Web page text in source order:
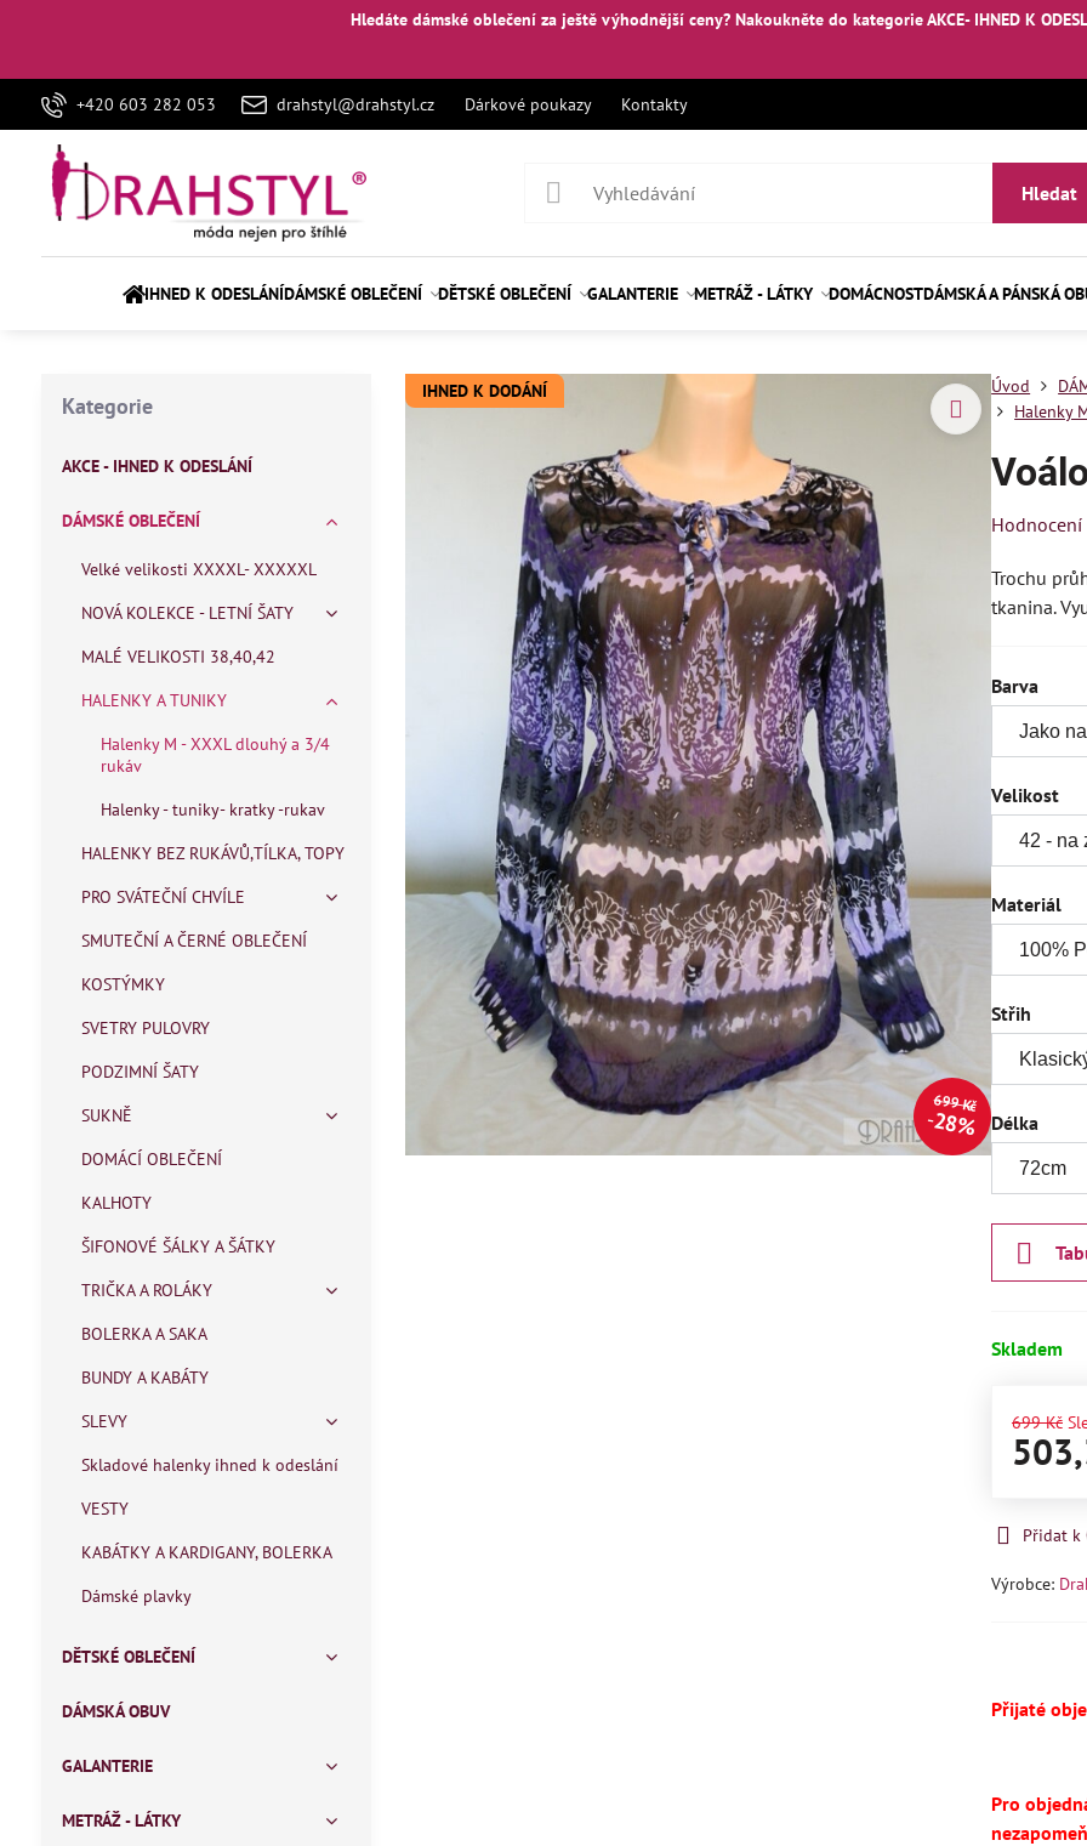
Hledáte dámské oblečení za ještě výhodnější ceny? Nakouknětedo kategorie AKCE- IHNED K
+420 603 282 053 drahstyl@drahstyl.cz Dárkové poukazy Kontakty
Hledat
IHNED K ODESLÁNÍDÁMSKÉ OBLEČENÍ DĚTSKÉ OBLEČENÍ GALANTERIE METRÁŽ - LÁTKY DOMÁCNOSTDÁMSKÁ A PÁNSKÁ
IHNED K DODÁNÍ
699 Kč
28%
Úvod
Halenky
Hodnocení
Trochu
tkanina.
Barva
Velikost
Materiál
Střih
Délka
Skladem
699 Kč
Přidat k
Výrobce:
Přijaté
Pro
Kategorie
AKCE - IHNED K ODESLÁNÍ
DÁMSKÉ OBLEČENÍ
Velké velikosti XXXXL- XXXXXL
NOVÁ KOLEKCE - LETNÍ ŠATY
MALÉ VELIKOSTI 38,40,42
HALENKY A TUNIKY
Halenky M - XXXL dlouhý a 3/4
rukáv
Halenky - tuniky- kratky -rukav
HALENKY BEZ RUKÁVŮ,TÍLKA, TOPY
PRO SVÁTEČNÍ CHVÍLE
SMUTEČNÍ A ČERNÉ OBLEČENÍ
KOSTÝMKY
SVETRY PULOVRY
PODZIMNÍ ŠATY
SUKNĚ
DOMÁCÍ OBLEČENÍ
KALHOTY
ŠIFONOVÉ ŠÁLKY A ŠÁTKY
TRIČKA A ROLÁKY
BOLERKA A SAKA
BUNDY A KABÁTY
SLEVY
Skladové halenky ihned k odeslání
VESTY
KABÁTKY A KARDIGANY, BOLERKA
Dámské plavky
DĚTSKÉ OBLEČENÍ
DÁMSKÁ OBUV
GALANTERIE
METRÁŽ - LÁTKY